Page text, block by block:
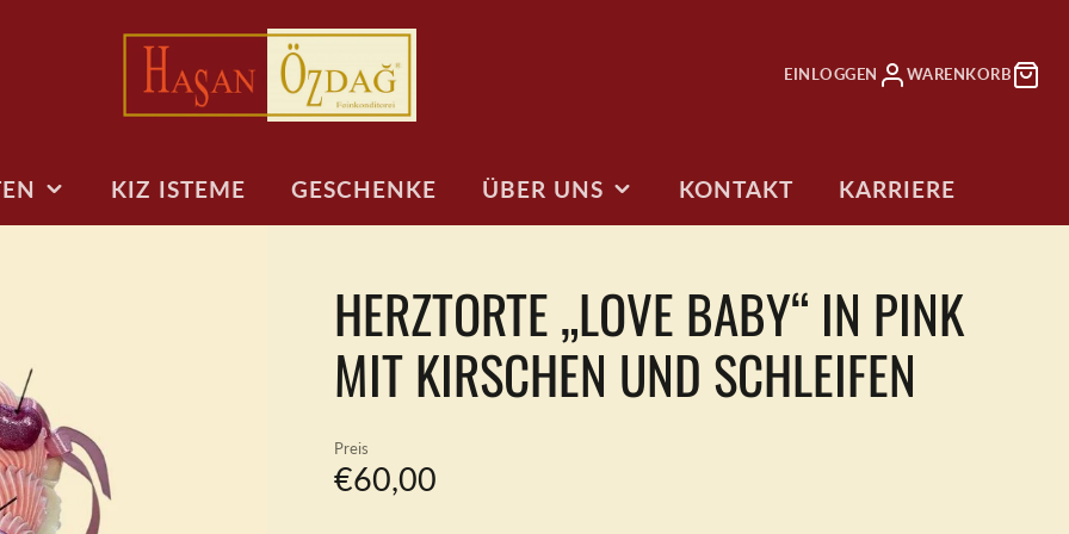
EINLOGGEN WARENKORB
LECKERE KLEINIGKEITEN
Muffins
Kuchen am Stiel
Cake Pops
Desserts
Tiermotive
&
Figuren
& Fußball
TÖRTCHEN & CO
Kuchen am Stiel
Torten To Go
Personalisierte
KINDERTORTEN
Baby
1. Geburtstag
Geburtstagstorten
18. Geburtstag
KIZ ISTEME GESCHENKE ÜBER UNS
VERSANDINFOS
KONTAKT KARRIERE
HERZTORTE „LOVE BABY“ IN PINK
MIT KIRSCHEN UND SCHLEIFEN
Preis
€60,00